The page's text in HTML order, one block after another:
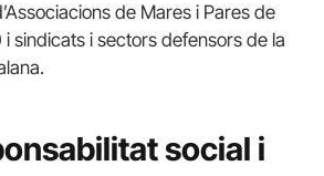
de Mares i Pares de
i sindicats i sectors defensors de la
social i